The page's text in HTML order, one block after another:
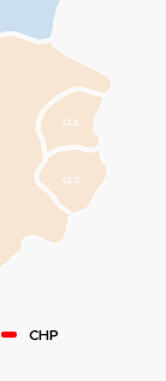
GÜZ
GÜL
CHP